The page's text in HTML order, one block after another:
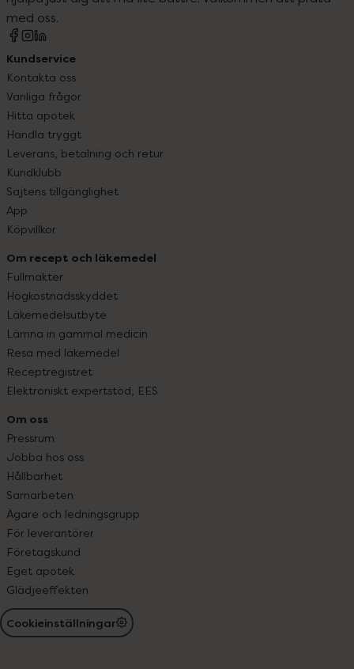
med oss.
Kundservice
Kontakta oss
Vanliga frågor
Hitta apotek
Handla tryggt
Leverans, betalning och retur
Kundklubb
Sajtens tillgänglighet
App
Köpvillkor
Om recept och läkemedel
Fullmakter
Högkostnadsskyddet
Läkemedelsutbyte
Lämna in gammal medicin
Resa med läkemedel
Receptregistret
Elektroniskt expertstöd, EES
Om oss
Pressrum
Jobba hos oss
Hållbarhet
Samarbeten
Ägare och ledningsgrupp
För leverantörer
Företagskund
Eget apotek
Glädjeeffekten
Cookieinställningar